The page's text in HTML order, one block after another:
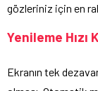
gözleriniz için en
Yenileme Hızı
Ekranın tek